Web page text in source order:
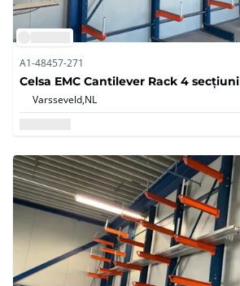
A1-48457-271
Celsa EMC Cantilever Rack 4 secțiuni
Varsseveld,NL